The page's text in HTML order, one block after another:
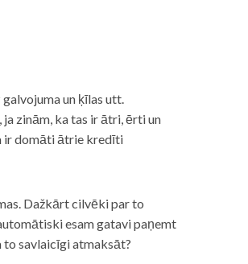
un ķīlas utt.
zinām, ka tas ir ātri, ērti un
ir domāti ātrie kredīti
Dažkārt cilvēki par to
esam gatavi paņemt
to savlaicīgi atmaksāt?